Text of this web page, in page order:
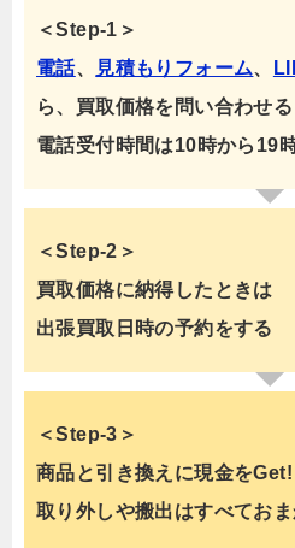
＜Step-1＞
電話、 見積もりフォーム、
ら、買取価格を問い合わせる
電話受付時間は10時から19
＜Step-2＞
買取価格に納得したときは
出張買取日時の予約をする
＜Step-3＞
商品と引き換えに現金をGet!
取り外しや搬出はすべておま